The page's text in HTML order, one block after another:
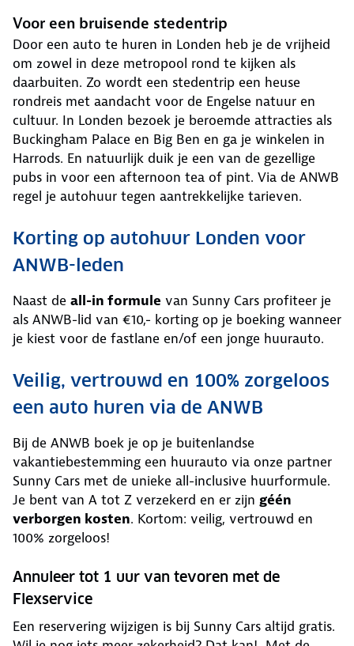
Voor een bruisende stedentrip
Door een auto te huren in Londen heb je de vrijheid
om zowel in deze metropool rond te kijken als
daarbuiten. Zo wordt een stedentrip een heuse
rondreis met aandacht voor de Engelse natuur en
cultuur. In Londen bezoek je beroemde attracties als
Buckingham Palace en Big Ben en ga je winkelen in
Harrods. En natuurlijk duik je een van de gezellige
pubs in voor een afternoon tea of pint. Via de ANWB
regel je autohuur tegen aantrekkelijke tarieven.
Korting op autohuur Londen voor
ANWB-leden
Naast de all-in formule van Sunny Cars profiteer je
als ANWB-lid van €10,- korting op je boeking wanneer
je kiest voor de fastlane en/of een jonge huurauto.
Veilig, vertrouwd en 100% zorgeloos
een auto huren via de ANWB
Bij de ANWB boek je op je buitenlandse
vakantiebestemming een huurauto via onze partner
Sunny Cars met de unieke all-inclusive huurformule.
Je bent van A tot Z verzekerd en er zijn géén
verborgen kosten. Kortom: veilig, vertrouwd en
100% zorgeloos!
Annuleer tot 1 uur van tevoren met de
Flexservice
Een reservering wijzigen is bij Sunny Cars altijd gratis.